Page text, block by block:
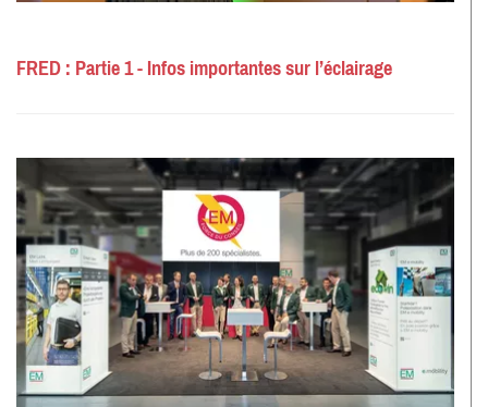
FRED : Partie 1 - Infos importantes sur l’éclairage